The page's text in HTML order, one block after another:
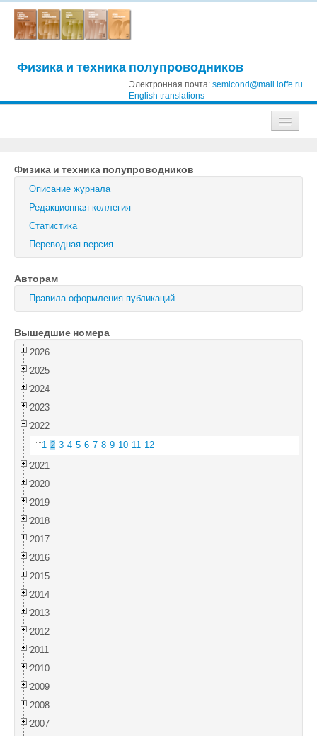
Физика и техника полупроводников
Электронная почта: semicond@mail.ioffe.ru
English translations
Журнал технической физики
Письма в Журнал технической физики
Физика твердого тела
Физика и техника полупроводников
Оптика и спектроскопия
Поиск
Войти
Физика и техника полупроводников
Описание журнала
Редакционная коллегия
Статистика
Переводная версия
Авторам
Правила оформления публикаций
Вышедшие номера
2026
2025
2024
2023
2022
1 2 3 4 5 6 7 8 9 10 11 12
2021
2020
2019
2018
2017
2016
2015
2014
2013
2012
2011
2010
2009
2008
2007